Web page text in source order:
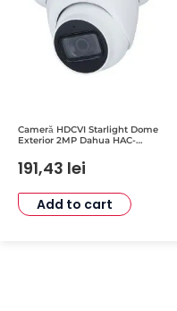
Cameră HDCVI Starlight Dome
Exterior 2MP Dahua HAC-
60m, WDR 130dB, IP67
191,43 lei
Add to cart